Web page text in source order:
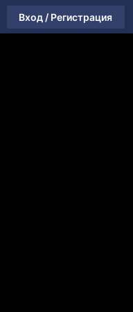
Вход / Регистрация